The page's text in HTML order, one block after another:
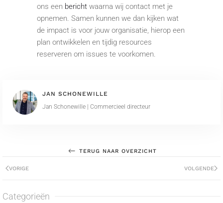
ons een bericht waarna wij contact met je
opnemen. Samen kunnen we dan kijken wat
de impact is voor jouw organisatie, hierop een
plan ontwikkelen en tijdig resources
reserveren om issues te voorkomen.
JAN SCHONEWILLE
Jan Schonewille | Commercieel directeur
TERUG NAAR OVERZICHT
VORIGE VOLGENDE
Categorieën